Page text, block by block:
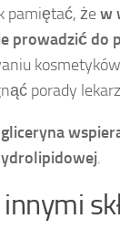
pamiętać, żew
prowadzić do
porady
gliceryna
.